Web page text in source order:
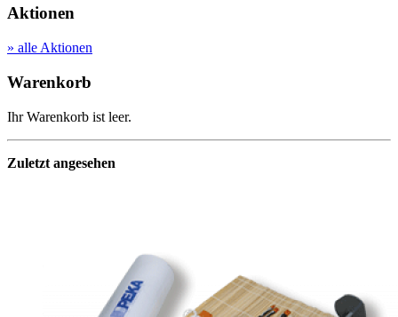
Aktionen
» alle Aktionen
Warenkorb
Ihr Warenkorb ist leer.
Zuletzt angesehen